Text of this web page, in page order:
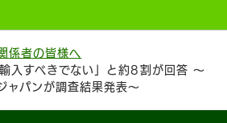
係者の皆様へ
入すべきでない」と約8割が回答 ～
ャパンが調査結果発表～